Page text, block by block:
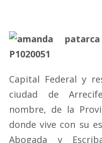
Capital Federal y
ciudad de
nombre, de la
donde vive con su
Abogada y